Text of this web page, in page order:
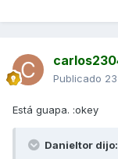
Publicado
Está guapa. :okey
Danieltor dijo: